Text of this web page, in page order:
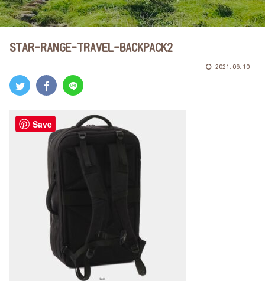
STAR-RANGE-TRAVEL-BACKPACK2
2021.06.10
Save